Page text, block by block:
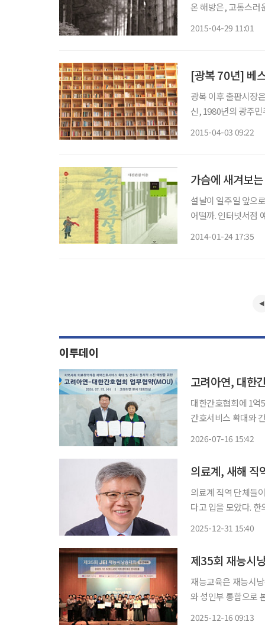
온 해방은, 고통스러
2015-04-29 11:01
광복 이후 출판시장
신, 1980년의 광주
2015-04-03 09:22
가슴에 새겨보
설날이 일주일 앞으
어떨까. 인터넷서점
2014-01-24 17:35
이투데이
대한간호협회에 1억5000만원 기부 고려아연이 대
간호서비스 확대와 간호
2026-07-16 15:42
의료계, 새해 직
의료계 직역 단체들
다고 입을 모았다.
2025-12-31 15:40
제35회 재능시
재능교육은 재능시
와 성인부 통합으로 본
2025-12-16 09:13